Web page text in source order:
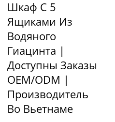
Шкаф С 5
Ящиками Из
Водяного
Гиацинта |
Доступны Заказы
OEM/ODM |
Производитель
Во Вьетнаме